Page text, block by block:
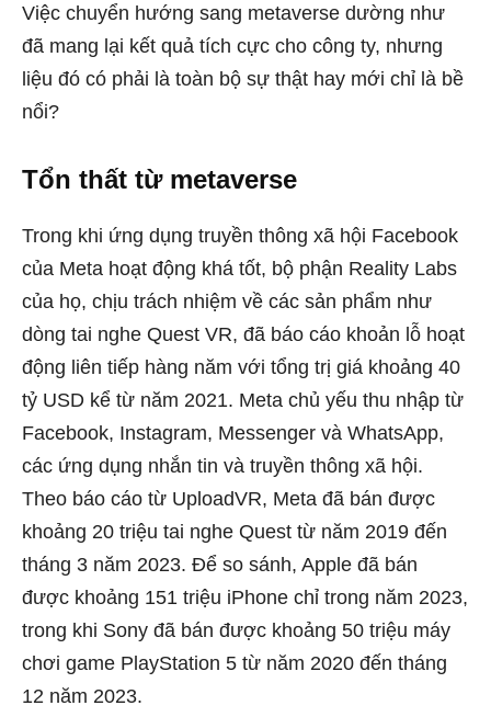
Việc chuyển hướng sang metaverse dường như
đã mang lại kết quả tích cực cho công ty, nhưng
liệu đó có phải là toàn bộ sự thật hay mới chỉ là bề
nổi?
Tổn thất từ metaverse
Trong khi ứng dụng truyền thông xã hội Facebook
của Meta hoạt động khá tốt, bộ phận Reality Labs
của họ, chịu trách nhiệm về các sản phẩm như
dòng tai nghe Quest VR, đã báo cáo khoản lỗ hoạt
động liên tiếp hàng năm với tổng trị giá khoảng 40
tỷ USD kể từ năm 2021. Meta chủ yếu thu nhập từ
Facebook, Instagram, Messenger và WhatsApp,
các ứng dụng nhắn tin và truyền thông xã hội.
Theo báo cáo từ UploadVR, Meta đã bán được
khoảng 20 triệu tai nghe Quest từ năm 2019 đến
tháng 3 năm 2023. Để so sánh, Apple đã bán
được khoảng 151 triệu iPhone chỉ trong năm 2023,
trong khi Sony đã bán được khoảng 50 triệu máy
chơi game PlayStation 5 từ năm 2020 đến tháng
12 năm 2023.